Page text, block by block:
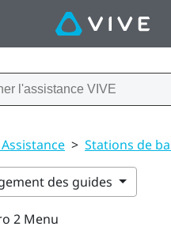
> Stations de
des guides
2 Menu